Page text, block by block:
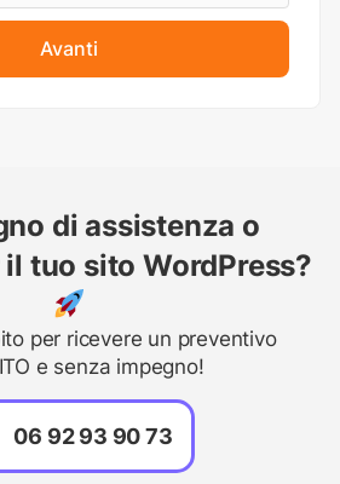
Avanti
di assistenza o
tuo sito WordPress?
per ricevere un preventivo
e senza impegno!
06 92 93 90 73